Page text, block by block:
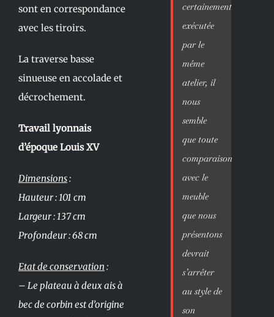
sont en correspondance
avec les tiroirs.
La traverse basse
sinueuse en accolade et
décrochement.
Travail lyonnais
d’époque Louis XV
Dimensions:
Hauteur : 101 cm
Largeur : 137 cm
Profondeur : 68 cm
Etat de conservation:
– Le plateau à deux ais à
bec de corbin est d’origine
certainement
exécutée
par le
même
atelier, il
nous
semble
que toute
comparaison
avec le
meuble
que nous
présentons
devrait
s’arrêter
au style de
son